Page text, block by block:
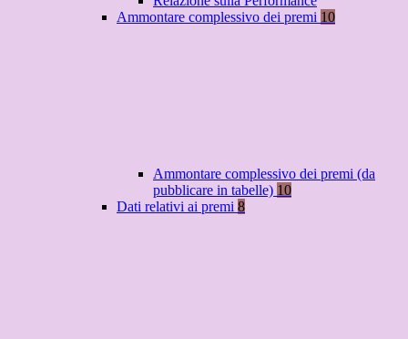
Ammontare complessivo dei premi 10
Ammontare complessivo dei premi (da
pubblicare in tabelle) 10
Dati relativi ai premi 8